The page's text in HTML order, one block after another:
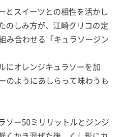
とスイーツとの相性を活かし
のしみ方が、江崎グリコの定
み合わせる「キュラソージン
にオレンジキュラソーを加
のようにあしらって味わうも
ソー50ミリリットルとジンジ